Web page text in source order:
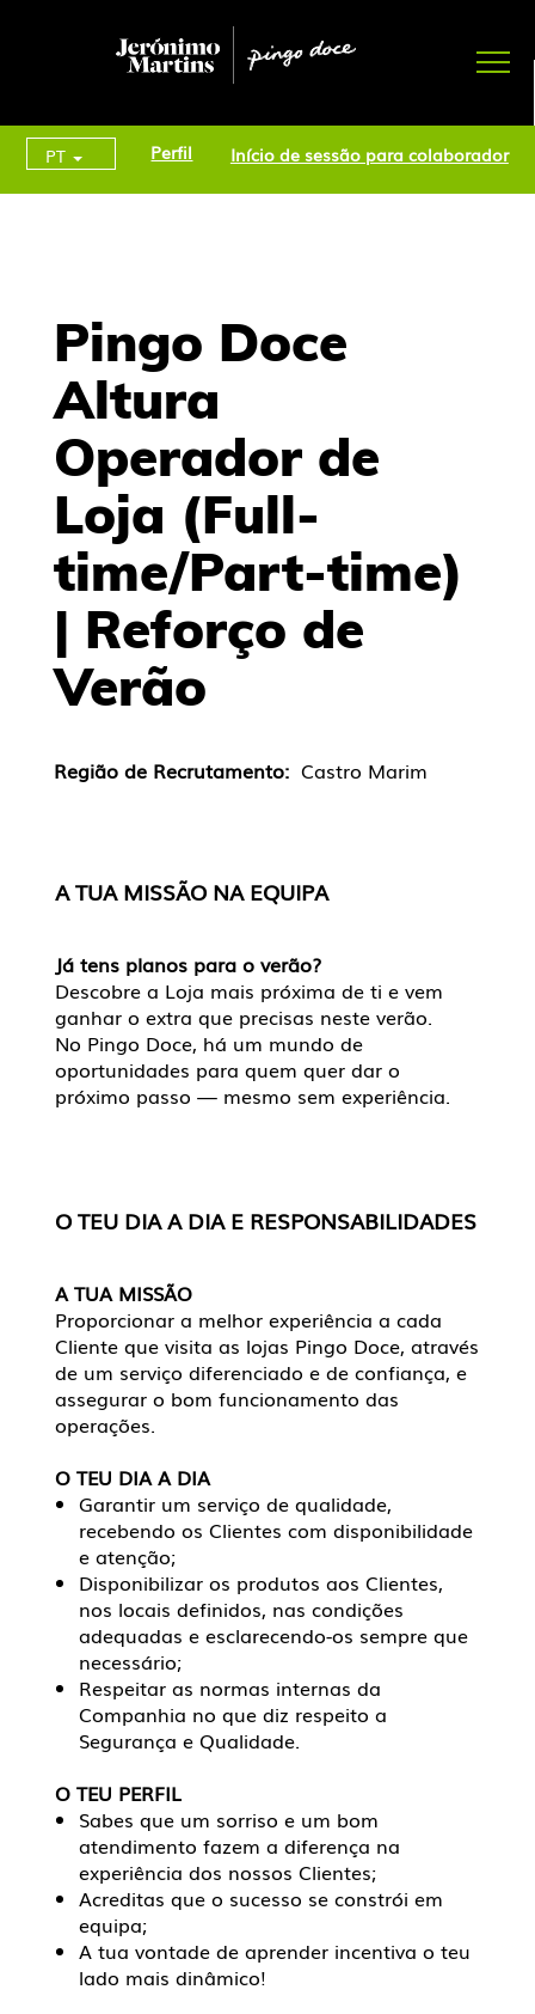
PT Perfil Início de sessão para colaborador
Pingo Doce
Altura
Operador de
Loja (Full-
time/Part-time)
| Reforço de
Verão
Região de Recrutamento: Castro Marim
A TUA MISSÃO NA EQUIPA
Já tens planos para o verão?
Descobre a Loja mais próxima de ti e vem
ganhar o extra que precisas neste verão.
No Pingo Doce, há um mundo de
oportunidades para quem quer dar o
próximo passo — mesmo sem experiência.
O TEU DIA A DIA E RESPONSABILIDADES
A TUA MISSÃO
Proporcionar a melhor experiência a cada
Cliente que visita as lojas Pingo Doce, através
de um serviço diferenciado e de confiança, e
assegurar o bom funcionamento das
operações.
O TEU DIA A DIA
Garantir um serviço de qualidade,
recebendo os Clientes com disponibilidade
e atenção;
Disponibilizar os produtos aos Clientes,
nos locais definidos, nas condições
adequadas e esclarecendo-os sempre que
necessário;
Respeitar as normas internas da
Companhia no que diz respeito a
Segurança e Qualidade.
O TEU PERFIL
Sabes que um sorriso e um bom
atendimento fazem a diferença na
experiência dos nossos Clientes;
Acreditas que o sucesso se constrói em
equipa;
A tua vontade de aprender incentiva o teu
lado mais dinâmico!